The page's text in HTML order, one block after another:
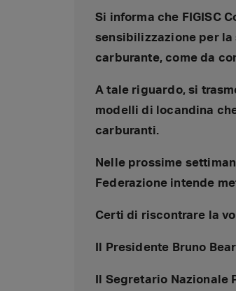
Si informa che FIGISC
sensibilizzazione per
carburante, come da
A tale riguardo, si
modelli di locandina
carburanti.
Nelle prossime
Federazione intende
Certi di riscontrare la
Il Presidente Bruno
Il Segretario Nazionale